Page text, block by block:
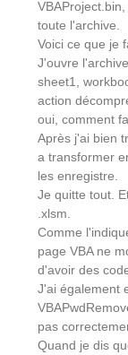
toute l'archive.
Voici ce que je
J'ouvre
sheet1,
action
oui, comment
Après j'ai bien
a transformer
les enregistre.
Je quitte tout.
.xlsm.
Comme
page VBA ne
d'avoir des
J'ai également
pas
Quand je dis